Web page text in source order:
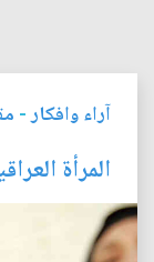
آراء وافكار-
المرأة